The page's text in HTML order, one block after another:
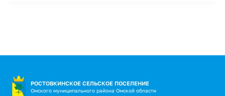
РОСТОВКИНСКОЕ СЕЛЬСКОЕ ПОСЕЛЕНИЕ
Омского муниципального района Омской области